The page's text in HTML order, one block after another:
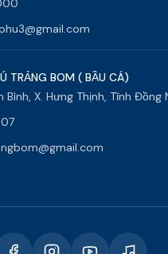
TRẢNG BOM ( BẦU CÁ)
Bình, X. Hưng Thịnh, Tĩnh Đồng